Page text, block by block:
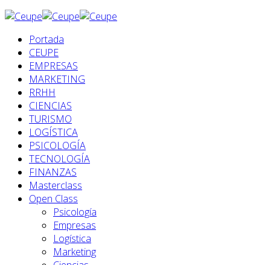
Portada
CEUPE
EMPRESAS
MARKETING
RRHH
CIENCIAS
TURISMO
LOGÍSTICA
PSICOLOGÍA
TECNOLOGÍA
FINANZAS
Masterclass
Open Class
Psicología
Empresas
Logística
Marketing